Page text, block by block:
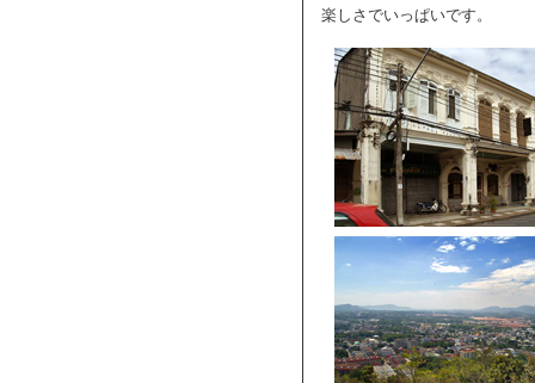
楽しさでいっぱいです。